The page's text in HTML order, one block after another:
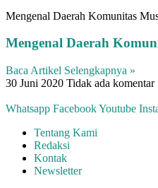
Mengenal Daerah Komunitas
Mengenal Daerah
Baca Artikel Selengkapnya »
30 Juni 2020 Tidak ada komentar
Whatsapp FacebookYoutube
Tentang Kami
Redaksi
Kontak
Newsletter